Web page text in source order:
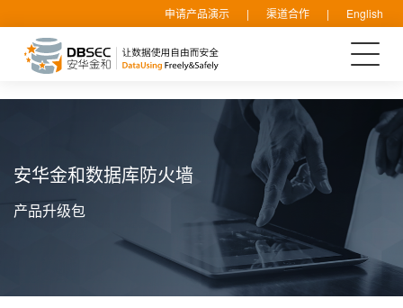
申请产品演示 | 渠道合作 | English
安华金和数据库防火墙
产品升级包